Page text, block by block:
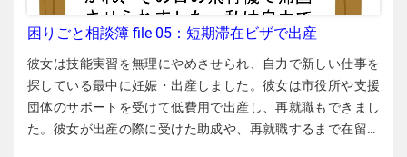
す。フリーダイヤルの電話（0120-250-168）もあります。
OTITの事務所を直接訪れるのも有効です。その際、自分の在
の悩みや不満の要点を書いて持参することをお勧めします。
事務所に着いたら、紙を読んでもらってから自分で説明もし
ます。必要がある場合は、OTITが通訳を手配してくれます。
労働基準監督署（労基署） 技能実習生も留学生も、残業代を
困りごと相談簿 file 05：短期滞在ビザで出産
彼女は技能実習を無理にやめさせられ、自力で新しい仕事を
探している最中に妊娠・出産しました。彼女は市役所や支援
団体のサポートを受けて低費用で出産し、再就職もできまし
た。彼女が出産の際に受けた助成や、再就職するまで在留資